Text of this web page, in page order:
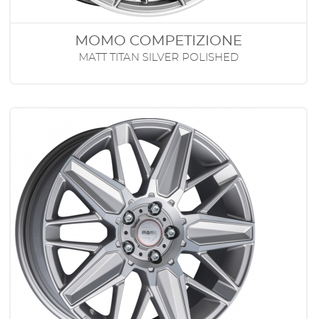
MOMO COMPETIZIONE
MATT TITAN SILVER POLISHED